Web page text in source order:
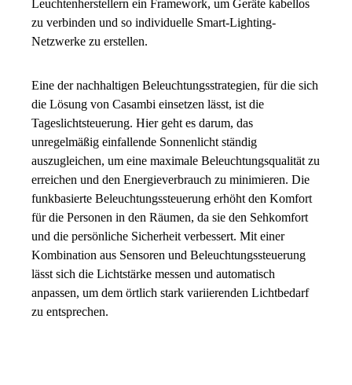
Leuchtenherstellern ein Framework, um Geräte kabellos
zu verbinden und so individuelle Smart-Lighting-
Netzwerke zu erstellen.
Eine der nachhaltigen Beleuchtungsstrategien, für die sich
die Lösung von Casambi einsetzen lässt, ist die
Tageslichtsteuerung. Hier geht es darum, das
unregelmäßig einfallende Sonnenlicht ständig
auszugleichen, um eine maximale Beleuchtungsqualität zu
erreichen und den Energieverbrauch zu minimieren. Die
funkbasierte Beleuchtungssteuerung erhöht den Komfort
für die Personen in den Räumen, da sie den Sehkomfort
und die persönliche Sicherheit verbessert. Mit einer
Kombination aus Sensoren und Beleuchtungssteuerung
lässt sich die Lichtstärke messen und automatisch
anpassen, um dem örtlich stark variierenden Lichtbedarf
zu entsprechen.